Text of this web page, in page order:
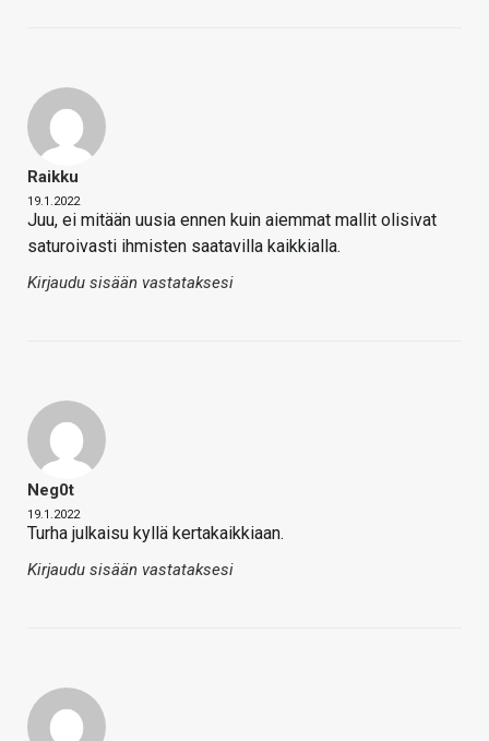
Raikku
19.1.2022
Juu, ei mitään uusia ennen kuin aiemmat mallit olisivat
saturoivasti ihmisten saatavilla kaikkialla.
Kirjaudu sisään vastataksesi
Neg0t
19.1.2022
Turha julkaisu kyllä kertakaikkiaan.
Kirjaudu sisään vastataksesi